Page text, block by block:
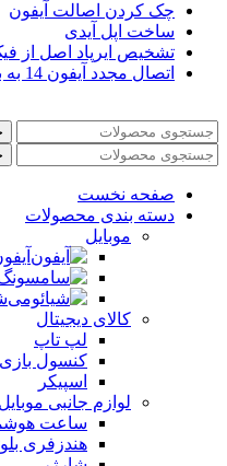
چک کردن اصالت آیفون
ساخت اپل آیدی
تشخیص ایرپاد اصل از
اتصال مجدد آیفون 14 به بعد
صفحه نخست
دسته بندی محصولات
موبایل
کالای دیجیتال
لپ تاپ
کنسول بازی
اسپیکر
لوازم جانبی موبایل
ساعت
هندزفری